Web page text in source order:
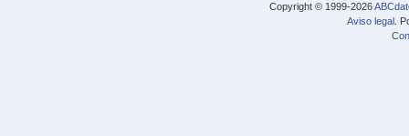
Copyright © 1999-2026
Aviso legal .